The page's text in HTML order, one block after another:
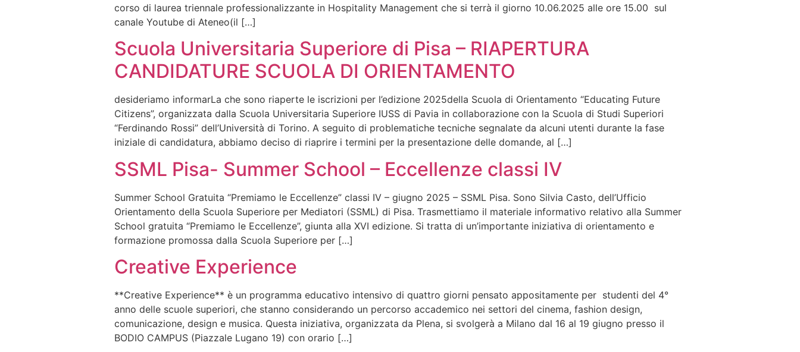
corso di laurea triennale professionalizzante in Hospitality Management che si terrà il giorno 10.06.2025 alle ore 15.00 sul
canale Youtube di Ateneo(il […]
Scuola Universitaria Superiore di Pisa – RIAPERTURA
CANDIDATURE SCUOLA DI ORIENTAMENTO
desideriamo informarLa che sono riaperte le iscrizioni per l’edizione 2025della Scuola di Orientamento “Educating Future
Citizens”, organizzata dalla Scuola Universitaria Superiore IUSS di Pavia in collaborazione con la Scuola di Studi Superiori
“Ferdinando Rossi” dell’Università di Torino. A seguito di problematiche tecniche segnalate da alcuni utenti durante la fase
iniziale di candidatura, abbiamo deciso di riaprire i termini per la presentazione delle domande, al […]
SSML Pisa- Summer School – Eccellenze classi IV
Summer School Gratuita “Premiamo le Eccellenze” classi IV – giugno 2025 – SSML Pisa. Sono Silvia Casto, dell’Ufficio
Orientamento della Scuola Superiore per Mediatori (SSML) di Pisa. Trasmettiamo il materiale informativo relativo alla Summer
School gratuita “Premiamo le Eccellenze”, giunta alla XVI edizione. Si tratta di un’importante iniziativa di orientamento e
formazione promossa dalla Scuola Superiore per […]
Creative Experience
**Creative Experience** è un programma educativo intensivo di quattro giorni pensato appositamente per studenti del 4°
anno delle scuole superiori, che stanno considerando un percorso accademico nei settori del cinema, fashion design,
comunicazione, design e musica. Questa iniziativa, organizzata da Plena, si svolgerà a Milano dal 16 al 19 giugno presso il
BODIO CAMPUS (Piazzale Lugano 19) con orario […]